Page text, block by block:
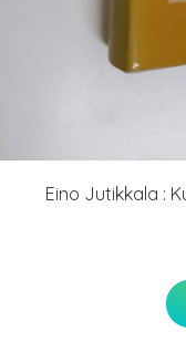
Eino Jutikkala :